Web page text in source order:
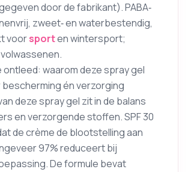
door de fabrikant). PABA‑
zweet‑ en waterbestendig,
voorsporten wintersport;
ontleed: waarom deze spray gel
én verzorging
deze spray gel zit in de balans
en verzorgende stoffen. SPF 30
de crème de blootstelling aan
97% reduceert bij
De formule bevat